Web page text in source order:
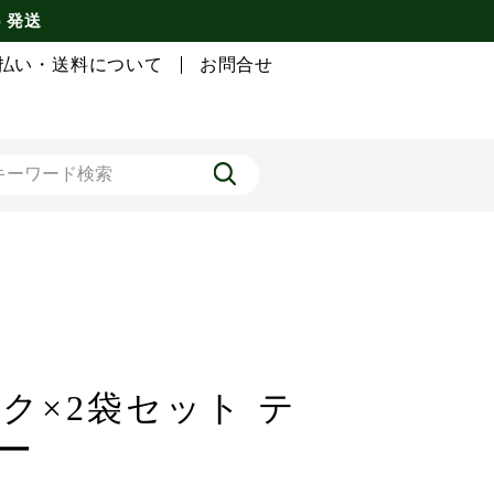
発送
い・送料について お問合せ
×2袋セット テ